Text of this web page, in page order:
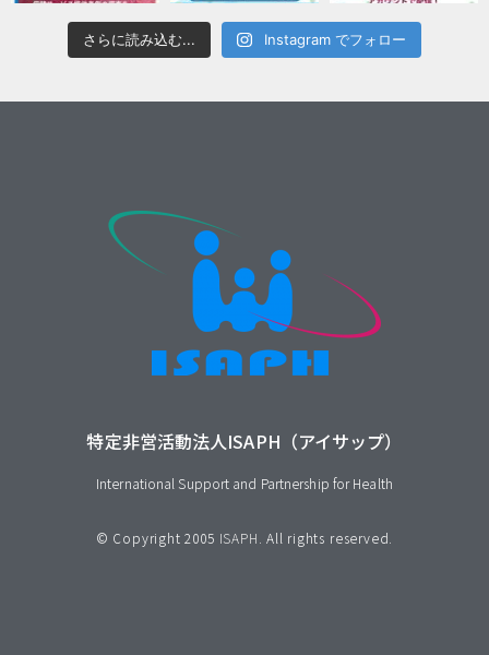
さらに読み込む... Instagram でフォロー
特定非営活動法人ISAPH（アイサップ）
International Support and Partnership for Health
© Copyright 2005 ISAPH . All rights reserved.